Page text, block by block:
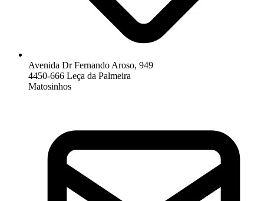
Avenida Dr Fernando Aroso, 949
4450-666 Leça da Palmeira
Matosinhos